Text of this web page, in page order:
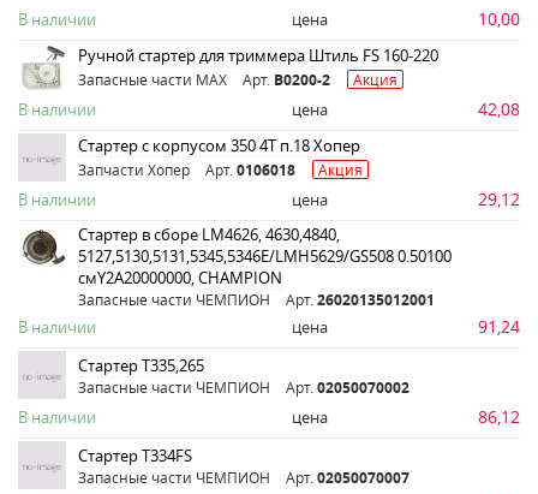
В наличии цена 10,00
Ручной стартер для триммера Штиль FS 160-220
Запасные части MAX Арт. B0200-2 Акция
В наличии цена 42,08
Стартер с корпусом 350 4Т п.18 Хопер
Запчасти Хопер Арт. 0106018 Акция
В наличии цена 29,12
Стартер в сборе LM4626, 4630,4840,
5127,5130,5131,5345,5346E/LMH5629/GS508 0.50100
смY2A20000000, CHAMPION
Запасные части ЧЕМПИОН Арт. 26020135012001
В наличии цена 91,24
Стартер Т335,265
Запасные части ЧЕМПИОН Арт. 02050070002
В наличии цена 86,12
Стартер Т334FS
Запасные части ЧЕМПИОН Арт. 02050070007